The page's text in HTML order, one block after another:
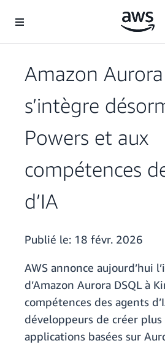
Amazon
s’intègre
Powers et aux
compétences
d’IA
Publié le: 18 févr. 2026
AWS annonce aujourd’hui
d’Amazon Aurora DSQL à
compétences des agents
développeurs de créer
applications basées sur